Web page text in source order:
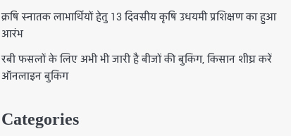
क्रषि स्नातक लाभार्थियों हेतु 13 दिवसीय कृषि उधयमी प्रशिक्षण का हुआ
आरंभ
रबी फसलों के लिए अभी भी जारी है बीजों की बुकिंग, किसान शीघ्र करें
ऑनलाइन बुकिंग
Categories